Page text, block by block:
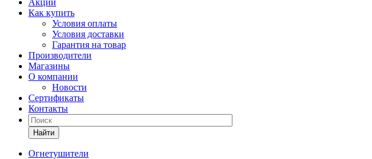
Акции
Как купить
Условия оплаты
Условия доставки
Гарантия на товар
Производители
Магазины
О компании
Новости
Сертификаты
Контакты
Найти
Огнетушители